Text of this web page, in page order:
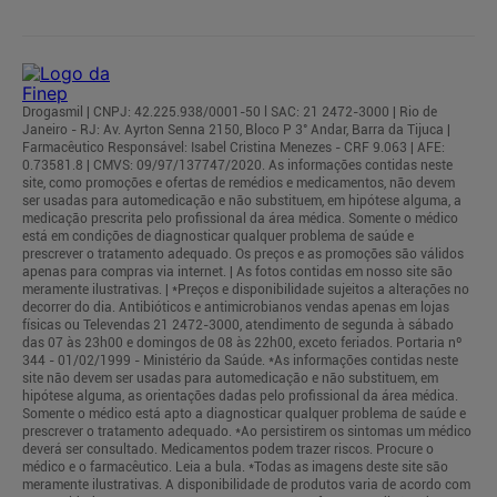
Drogasmil | CNPJ: 42.225.938/0001-50 l SAC: 21 2472-3000 | Rio de
Janeiro - RJ: Av. Ayrton Senna 2150, Bloco P 3° Andar, Barra da Tijuca |
Farmacêutico Responsável: Isabel Cristina Menezes - CRF 9.063 | AFE:
0.73581.8 | CMVS: 09/97/137747/2020. As informações contidas neste
site, como promoções e ofertas de remédios e medicamentos, não devem
ser usadas para automedicação e não substituem, em hipótese alguma, a
medicação prescrita pelo profissional da área médica. Somente o médico
está em condições de diagnosticar qualquer problema de saúde e
prescrever o tratamento adequado. Os preços e as promoções são válidos
apenas para compras via internet. | As fotos contidas em nosso site são
meramente ilustrativas. | *Preços e disponibilidade sujeitos a alterações no
decorrer do dia. Antibióticos e antimicrobianos vendas apenas em lojas
físicas ou Televendas 21 2472-3000, atendimento de segunda à sábado
das 07 às 23h00 e domingos de 08 às 22h00, exceto feriados. Portaria nº
344 - 01/02/1999 - Ministério da Saúde. *As informações contidas neste
site não devem ser usadas para automedicação e não substituem, em
hipótese alguma, as orientações dadas pelo profissional da área médica.
Somente o médico está apto a diagnosticar qualquer problema de saúde e
prescrever o tratamento adequado. *Ao persistirem os sintomas um médico
deverá ser consultado. Medicamentos podem trazer riscos. Procure o
médico e o farmacêutico. Leia a bula. *Todas as imagens deste site são
meramente ilustrativas. A disponibilidade de produtos varia de acordo com